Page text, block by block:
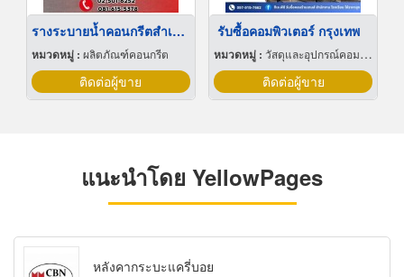
รางระบายน้ำคอนกรีตสําเร็จรูป นนทบุรี
หมวดหมู่ : ผลิตภัณฑ์คอนกรีต
ติดต่อผู้ขาย
รับซื้อคอมพิวเตอร์ กรุงเทพ
หมวดหมู่ : วัสดุและอุปกรณ์คอมพิวเตอร์
ติดต่อผู้ขาย
แนะนำโดย YellowPages
หลังคากระบะแครี่บอย